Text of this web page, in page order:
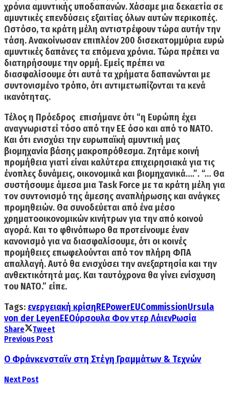
χρόνια αμυντικής υποδαπανών. Χάσαμε μια δεκαετία σε
αμυντικές επενδύσεις εξαιτίας όλων αυτών περικοπές.
Ωστόσο, τα κράτη μέλη αντιστρέφουν τώρα αυτήν την
τάση.Ανακοίνωσαν επιπλέον 200 δισεκατομμύρια ευρώ
αμυντικές δαπάνες τα επόμενα χρόνια. Τώρα πρέπει να
διατηρήσουμε την ορμή. Εμείς πρέπει να
διασφαλίσουμε ότι αυτά τα χρήματα δαπανώνται με
συντονισμένο τρόπο, ότι αντιμετωπίζονται τα κενά
ικανότητας.
Τέλος η Πρόεδρος επισήμανε ότι “η Ευρώπη έχει
αναγνωριστεί τόσο από την ΕΕ όσο και από το ΝΑΤΟ.
Και ότι ενισχύει την ευρωπαϊκή αμυντική μας
βιομηχανία βάσης μακροπρόθεσμα. Ζητάμεκοινή
προμήθεια γιατί είναι καλύτερα επιχειρησιακά για τις
ένοπλες δυνάμεις, οικονομικά και βιομηχανικά….”. “… Θα
συστήσουμε άμεσα μια Task Force με τα κράτη μέλη για
τον συντονισμό της άμεσης αναπλήρωσης και ανάγκες
προμηθειών. Θα συνοδεύεται από ένα μέσο
χρηματοοικονομικών κινήτρων για την από κοινού
αγορά. Και το φθινόπωρο θα προτείνουμε έναν
κανονισμό για να διασφαλίσουμε, ότι οι κοινές
προμήθειες επωφελούνται από τον πλήρη ΦΠΑ
απαλλαγή.Αυτό θα ενισχύσει την ανεξαρτησία και την
ανθεκτικότητά μας. Και ταυτόχρονα θα γίνει ενίσχυση
του ΝΑΤΟ.” είπε.
Tags: ενεργειακή κρίσηREPowerEUCommissionUrsula
von der LeyenΕΕΟύρσουλα Φον ντερ ΛάιενΡωσία
Share
Tweet
Previous Post
O Φράνκενσταϊν στη Στέγη Γραμμάτων & Τεχνών
Next Post